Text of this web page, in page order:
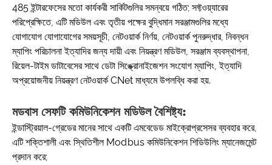
485 ইন্টারফেসের মতো কার্যকরী সার্কিটগুলির সমন্বয়ে গঠিত; সফ্টওয়্যারের
পরিপ্রেক্ষিতে, এটি মডিউল এবং তৃতীয় পক্ষের বুদ্ধিমান সরঞ্জামগুলির মধ্যে
যোগাযোগ যোগাযোগের সময়সূচী, নেটওয়ার্ক নির্ণয়, নেটওয়ার্ক পুনরুদ্ধার, নিবন্ধন
ম্যাপিং পরিচালনা ইত্যাদির জন্য দায়ী এবং নিয়ন্ত্রণ মডিউল, সরঞ্জাম ব্যবস্থাপনা,
রিয়েল-টাইম ডাটাবেসের সাথে ডেটা সিঙ্ক্রোনাইজেশন সংযোগ ম্যাপিং, ইত্যাদি
অপ্রয়োজনীয় নিয়ন্ত্রণ নেটওয়ার্ক CNet মাধ্যমে উপলব্ধি করা হয়.
মডবাস সেফটি কমিউনিকেশন মডিউল বৈশিষ্ট্য:
ইন্ডাস্ট্রিয়াল-গ্রেডের মানের সাথে একটি এমবেডেড মাইক্রোপ্রসেসর ব্যবহার করে,
এটি শক্তিশালী এবং স্থিতিশীল Modbus কমিউনিকেশন শিডিউলিং ম্যানেজমেন্ট
প্রদান করে;